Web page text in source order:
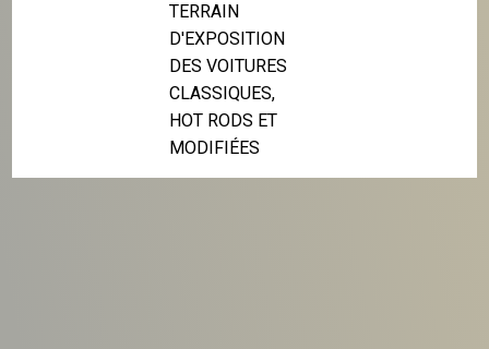
TERRAIN
D'EXPOSITION
DES VOITURES
CLASSIQUES,
HOT RODS ET
MODIFIÉES